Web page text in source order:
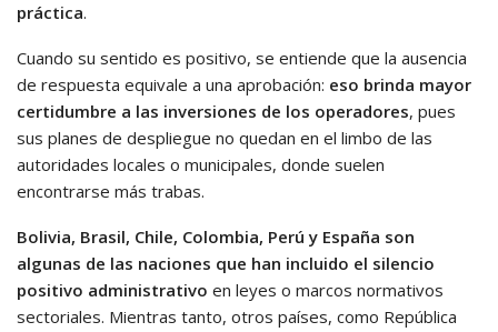
práctica.
Cuando su sentido es positivo, se entiende que la ausencia
de respuesta equivale a una aprobación: eso brinda mayor
certidumbre a las inversiones de los operadores, pues
sus planes de despliegue no quedan en el limbo de las
autoridades locales o municipales, donde suelen
encontrarse más trabas.
Bolivia, Brasil, Chile, Colombia, Perú y España son
algunas de las naciones que han incluido el silencio
positivo administrativo en leyes o marcos normativos
sectoriales. Mientras tanto, otros países, como República